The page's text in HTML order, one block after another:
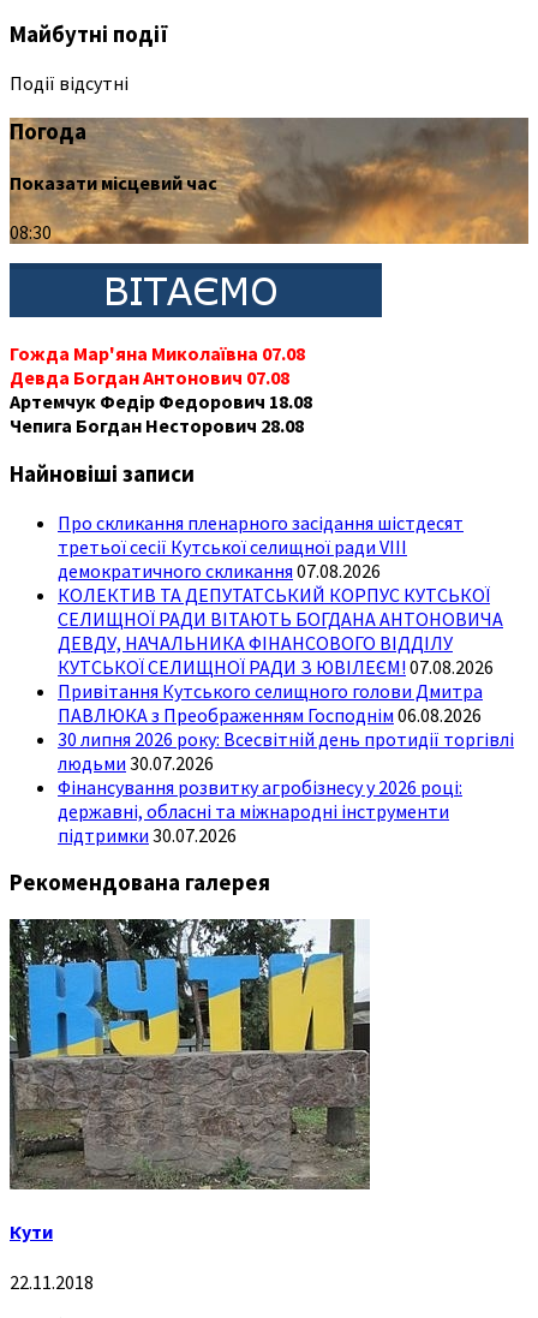
Майбутні події
Події відсутні
Погода
Показати місцевий час
08:30
Гожда Мар'яна Миколаївна 07.08
Девда Богдан Антонович 07.08
Артемчук Федір Федорович 18.08
Чепига Богдан Несторович 28.08
Найновіші записи
Про скликання пленарного засідання шістдесят
третьої сесії Кутської селищної ради VIII
демократичного скликання 07.08.2026
КОЛЕКТИВ ТА ДЕПУТАТСЬКИЙ КОРПУС КУТСЬКОЇ
СЕЛИЩНОЇ РАДИ ВІТАЮТЬ БОГДАНА АНТОНОВИЧА
ДЕВДУ, НАЧАЛЬНИКА ФІНАНСОВОГО ВІДДІЛУ
КУТСЬКОЇ СЕЛИЩНОЇ РАДИ З ЮВІЛЕЄМ! 07.08.2026
Привітання Кутського селищного голови Дмитра
ПАВЛЮКА з Преображенням Господнім 06.08.2026
30 липня 2026 року: Всесвітній день протидії торгівлі
людьми 30.07.2026
Фінансування розвитку агробізнесу у 2026 році:
державні, обласні та міжнародні інструменти
підтримки 30.07.2026
Рекомендована галерея
Кути
22.11.2018